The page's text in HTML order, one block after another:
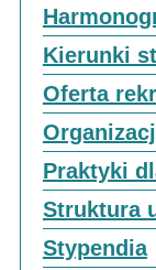
Kierunki
Oferta
Praktyki
Struktura
Stypendia